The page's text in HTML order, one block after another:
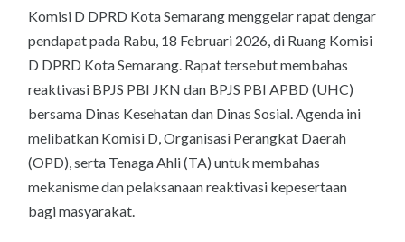
‎Komisi D DPRD Kota Semarang menggelar rapat dengar
pendapat pada Rabu, 18 Februari 2026, di Ruang Komisi
D DPRD Kota Semarang. Rapat tersebut membahas
reaktivasi BPJS PBI JKN dan BPJS PBI APBD (UHC)
bersama Dinas Kesehatan dan Dinas Sosial. Agenda ini
melibatkan Komisi D, Organisasi Perangkat Daerah
(OPD), serta Tenaga Ahli (TA) untuk membahas
mekanisme dan pelaksanaan reaktivasi kepesertaan
bagi masyarakat.